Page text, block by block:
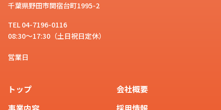
千葉県野田市関宿台町1995-2
TEL 04-7196-0116
08:30～17:30（土日祝日定休）
営業日
トップ
会社概要